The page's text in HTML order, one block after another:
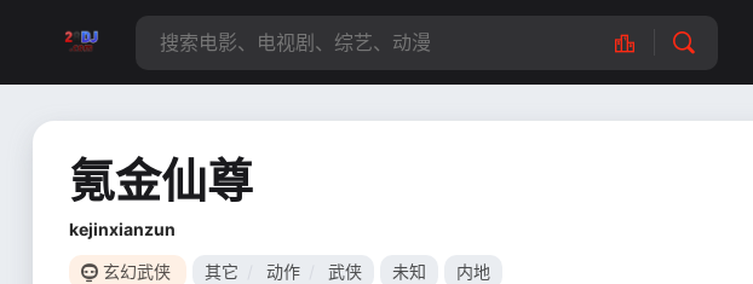
氪金仙尊
kejinxianzun
玄幻武侠 其它 动作 武侠 未知 内地